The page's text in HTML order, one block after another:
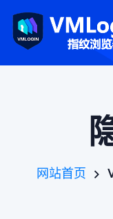
网站首页